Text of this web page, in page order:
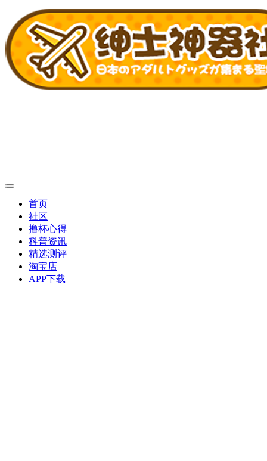
首页
社区
撸杯心得
科普资讯
精选测评
淘宝店
APP下载